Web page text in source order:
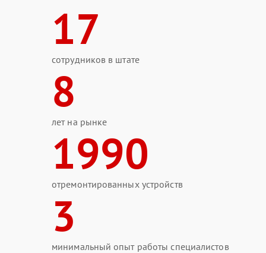
17
сотрудников в штате
8
лет на рынке
1990
отремонтированных устройств
3
минимальный опыт работы специалистов